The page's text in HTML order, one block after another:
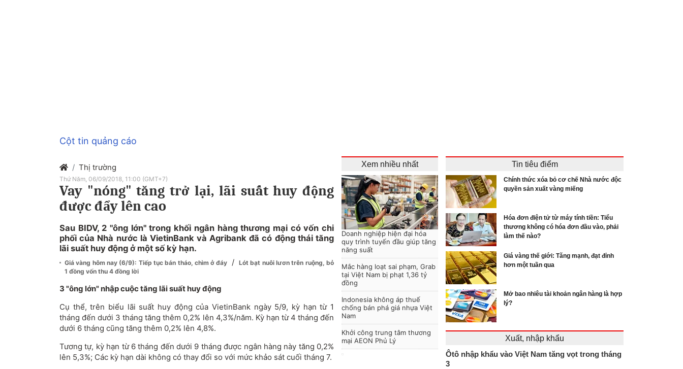
Cột tin quảng cáo
Thị trường
Thứ Năm, 06/09/2018, 11:00 (GMT+7)
Vay "nóng" tăng trở lại, lãi suất huy động
được đẩy lên cao
Sau BIDV, 2 "ông lớn" trong khối ngân hàng thương mại có vốn chi
phối của Nhà nước là VietinBank và Agribank đã có động thái tăng
lãi suất huy động ở một số kỳ hạn.
Giá vàng hôm nay (6/9): Tiếp tục bán tháo, chìm ở đáy /
Lót bạt nuôi lươn trên ruộng, bỏ
1 đồng vốn thu 4 đồng lời
3 "ông lớn" nhập cuộc tăng lãi suất huy động
Cụ thể, trên biểu lãi suất huy động của VietinBank ngày 5/9, kỳ hạn từ 1
tháng đến dưới 3 tháng tăng thêm 0,2% lên 4,3%/năm. Kỳ hạn từ 4 tháng đến
dưới 6 tháng cũng tăng thêm 0,2% lên 4,8%.
Tương tự, kỳ hạn từ 6 tháng đến dưới 9 tháng được ngân hàng này tăng 0,2%
lên 5,3%; Các kỳ hạn dài không có thay đổi so với mức khảo sát cuối tháng 7.
Xem nhiều nhất
Doanh nghiệp hiện đại hóa
quy trình tuyến đầu giúp tăng
năng suất
Mắc hàng loạt sai phạm, Grab
tại Việt Nam bị phạt 1,36 tỷ
đồng
Indonesia không áp thuế
chống bán phá giá nhựa Việt
Nam
Khởi công trung tâm thương
mại AEON Phủ Lý
Tin tiêu điểm
Chính thức xóa bỏ cơ chế Nhà nước độc
quyền sản xuất vàng miếng
Hóa đơn điện tử từ máy tính tiền: Tiểu
thương không có hóa đơn đầu vào, phải
làm thế nào?
Giá vàng thế giới: Tăng mạnh, đạt đỉnh
hơn một tuần qua
Mở bao nhiêu tài khoản ngân hàng là hợp
lý?
Xuất, nhập khẩu
Ôtô nhập khẩu vào Việt Nam tăng vọt trong tháng
3